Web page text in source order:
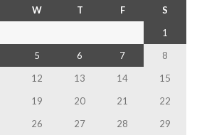
W T F
S
1
5 6 7
8
12 13 14
15
19 20 21
22
26 27 28
29